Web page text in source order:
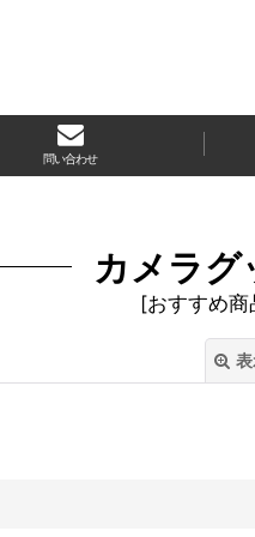
問い合わせ
カメラグ
[おすすめ商